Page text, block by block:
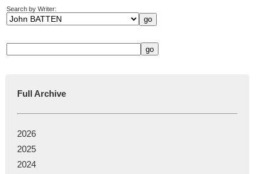
Search by Writer:
Full Archive
2026
2025
2024